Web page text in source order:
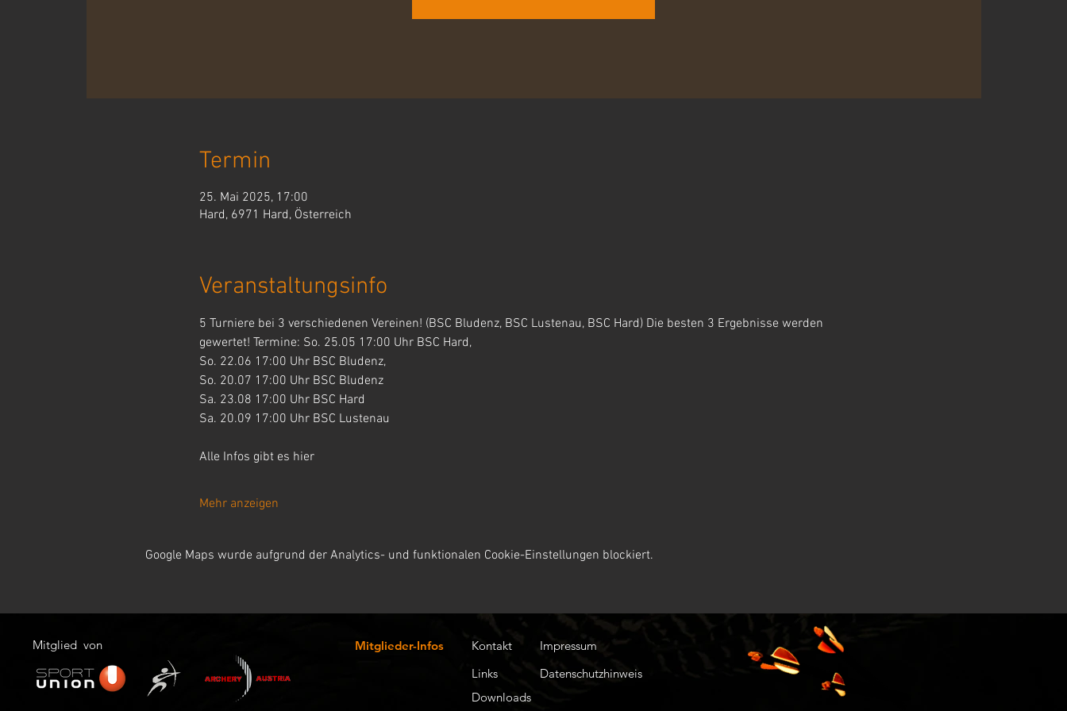
Termin
25. Mai 2025, 17:00
Hard, 6971 Hard, Österreich
Veranstaltungsinfo
5 Turniere bei 3 verschiedenen Vereinen! (BSC Bludenz, BSC Lustenau, BSC Hard) Die besten 3 Ergebnisse werden
gewertet! Termine: So. 25.05 17:00 Uhr BSC Hard,
So. 22.06 17:00 Uhr BSC Bludenz,
So. 20.07 17:00 Uhr BSC Bludenz
Sa. 23.08 17:00 Uhr BSC Hard
Sa. 20.09 17:00 Uhr BSC Lustenau
Alle Infos gibt es hier
Mehr anzeigen
Google Maps wurde aufgrund der Analytics- und funktionalen Cookie-Einstellungen blockiert.
Mitglied von Mitglieder-Infos Kontakt
Impressum
Links
Datenschutzhinweis
Downloads